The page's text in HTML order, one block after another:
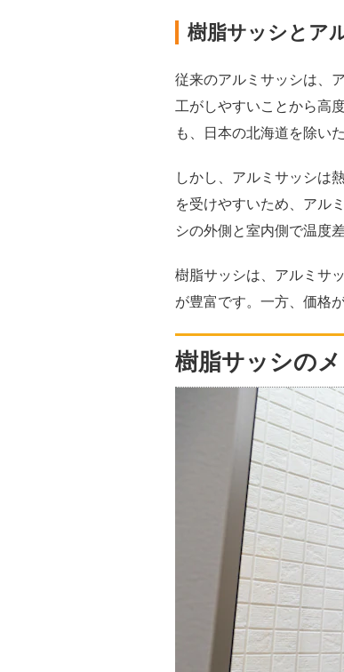
樹脂サッシとア
従来のアルミサッシは、
工がしやすいことから高
も、日本の北海道を除い
しかし、アルミサッシは
を受けやすいため、アル
シの外側と室内側で温度
樹脂サッシは、アルミサ
が豊富です。一方、価格
樹脂サッシの